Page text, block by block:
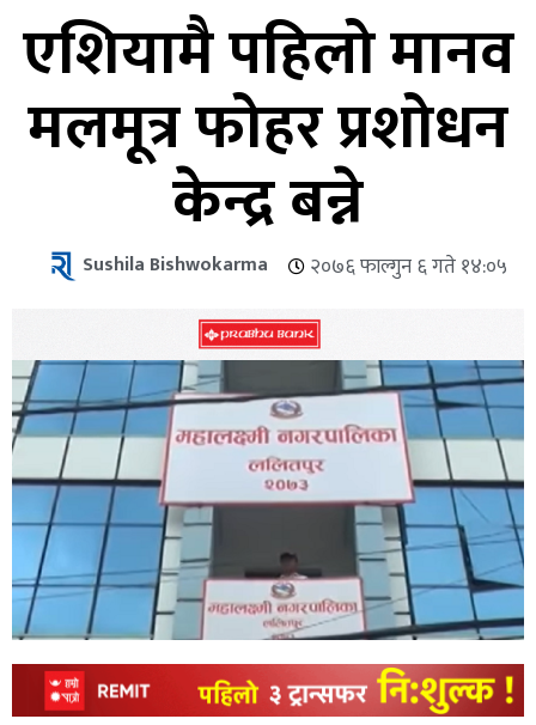
एशियामै पहिलो मानव
मलमूत्र फोहर प्रशोधन
केन्द्र बन्ने
Sushila Bishwokarma २०७६ फाल्गुन ६ गते १४:०५